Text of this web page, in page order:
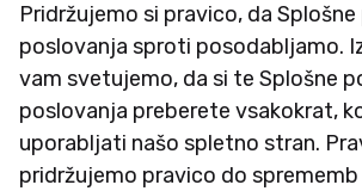
Pridržujemo si pravico, da
poslovanja sproti posodabljamo.
vam svetujemo, da si te Splošne
poslovanja preberete vsakokrat,
uporabljati našo spletno stran.
pridržujemo pravico do sprememb